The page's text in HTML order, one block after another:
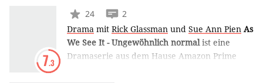
7.3
24
2
Drama mit Rick Glassman und Sue Ann Pien As
We See It - Ungewöhnlich normal ist eine
Dramaserie aus dem Hause Amazon Prime